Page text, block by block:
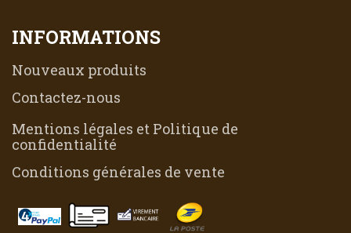
INFORMATIONS
Nouveaux produits
Contactez-nous
Mentions légales et Politique de
confidentialité
Conditions générales de vente